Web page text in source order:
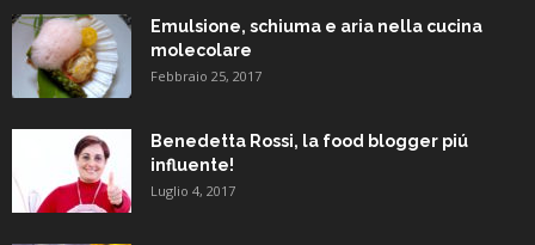
Emulsione, schiuma e aria nella cucina
molecolare
Febbraio 25, 2017
Benedetta Rossi, la food blogger piú
influente!
Luglio 4, 2017